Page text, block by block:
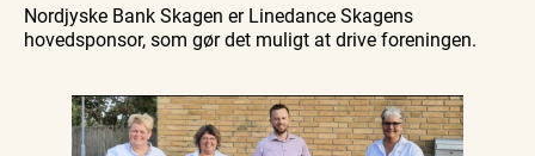
Nordjyske Bank Skagen er Linedance Skagens
hovedsponsor, som gør det muligt at drive foreningen.